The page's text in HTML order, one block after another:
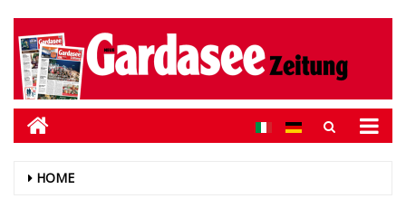
HOME